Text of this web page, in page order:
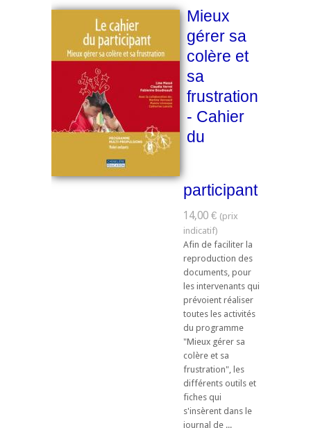
Mieux
gérer sa
colère et
sa
frustration
- Cahier
du
participant
14,00 €
Afin de faciliter la
reproduction des
documents, pour
les intervenants qui
prévoient réaliser
toutes les activités
du programme
"Mieux gérer sa
colère et sa
frustration", les
différents outils et
fiches qui
s'insèrent dans le
journal de ...